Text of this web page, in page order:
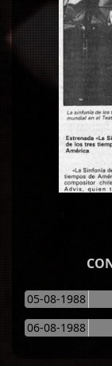
05-08-1988
06-08-1988